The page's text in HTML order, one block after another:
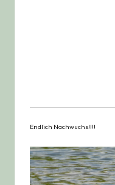
Endlich Nachwuchs!!!!